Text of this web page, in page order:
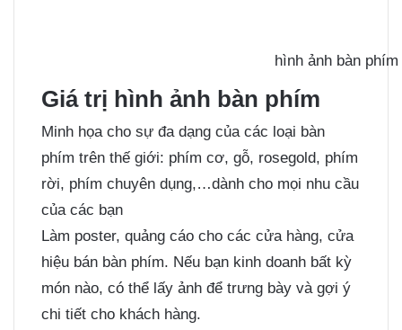
hình ảnh bàn
Giá trị hình ảnh bàn phím
Minh họa cho sự đa dạng của các loại bàn
phím trên thế giới: phím cơ, gỗ, rosegold, phím
rời, phím chuyên dụng,…dành cho mọi nhu cầu
của các bạn
Làm poster, quảng cáo cho các cửa hàng, cửa
hiệu bán bàn phím. Nếu bạn kinh doanh bất kỳ
món nào, có thể lấy ảnh để trưng bày và gợi ý
chi tiết cho khách hàng.